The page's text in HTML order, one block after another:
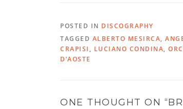
POSTED IN DISCOGRAPHY
TAGGED ALBERTO MESIRCA,
CRAPISI , LUCIANO CONDINA,
D’AOSTE
ONE THOUGHT ON “